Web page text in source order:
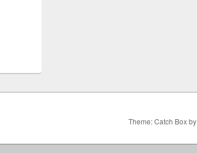
Theme: Catch Box by